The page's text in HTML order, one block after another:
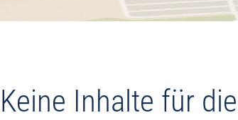
Keine Inhalte für